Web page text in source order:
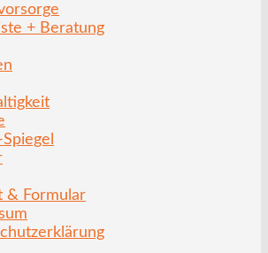
+ Beratung
& Formular